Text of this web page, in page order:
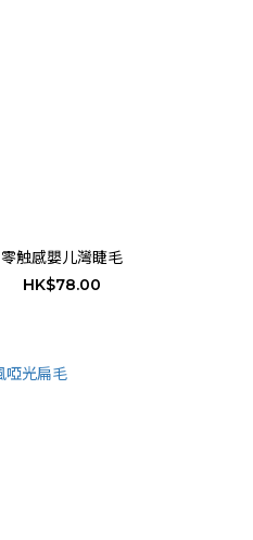
零触感嬰儿灣睫毛
HK$78.00